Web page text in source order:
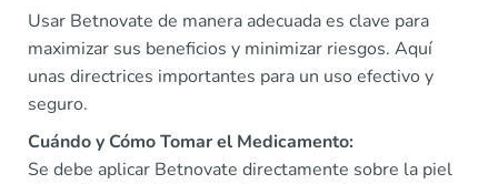
Usar Betnovate de manera adecuada es clave para
maximizar sus beneficios y minimizar riesgos. Aquí
unas directrices importantes para un uso efectivo y
seguro.
Cuándo y Cómo Tomar el Medicamento:
Se debe aplicar Betnovate directamente sobre la piel